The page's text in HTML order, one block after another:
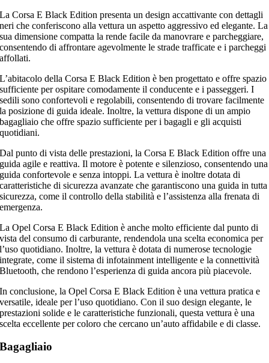
La Corsa E Black Edition presenta un design accattivante con dettagli
neri che conferiscono alla vettura un aspetto aggressivo ed elegante. La
sua dimensione compatta la rende facile da manovrare e parcheggiare,
consentendo di affrontare agevolmente le strade trafficate e i parcheggi
affollati.
L’abitacolo della Corsa E Black Edition è ben progettato e offre spazio
sufficiente per ospitare comodamente il conducente e i passeggeri. I
sedili sono confortevoli e regolabili, consentendo di trovare facilmente
la posizione di guida ideale. Inoltre, la vettura dispone di un ampio
bagagliaio che offre spazio sufficiente per i bagagli e gli acquisti
quotidiani.
Dal punto di vista delle prestazioni, la Corsa E Black Edition offre una
guida agile e reattiva. Il motore è potente e silenzioso, consentendo una
guida confortevole e senza intoppi. La vettura è inoltre dotata di
caratteristiche di sicurezza avanzate che garantiscono una guida in tutta
sicurezza, come il controllo della stabilità e l’assistenza alla frenata di
emergenza.
La Opel Corsa E Black Edition è anche molto efficiente dal punto di
vista del consumo di carburante, rendendola una scelta economica per
l’uso quotidiano. Inoltre, la vettura è dotata di numerose tecnologie
integrate, come il sistema di infotainment intelligente e la connettività
Bluetooth, che rendono l’esperienza di guida ancora più piacevole.
In conclusione, la Opel Corsa E Black Edition è una vettura pratica e
versatile, ideale per l’uso quotidiano. Con il suo design elegante, le
prestazioni solide e le caratteristiche funzionali, questa vettura è una
scelta eccellente per coloro che cercano un’auto affidabile e di classe.
Bagagliaio